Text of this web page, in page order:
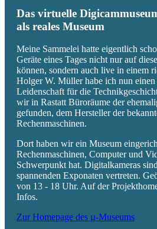
Das virtuelle
als reales Museum
Meine Sammelei hatte eigentlich
Geräte eines Tages nicht nur auf
können, sondern auch live in einem
Holger W. Müller habe ich nun einen
Leidenschaft für die
wir in Rastatt Büroräume der
gefunden, dem Hersteller der
Rechenmaschinen.
Dort haben wir ein Museum
Rechenmaschinen, Computer und
Schwerpunkt hat. Digitalkameras
spannenden Exponaten vertreten.
von 13 - 18 Uhr. Auf der
Infos.
Zur Homepage des µ-Museums